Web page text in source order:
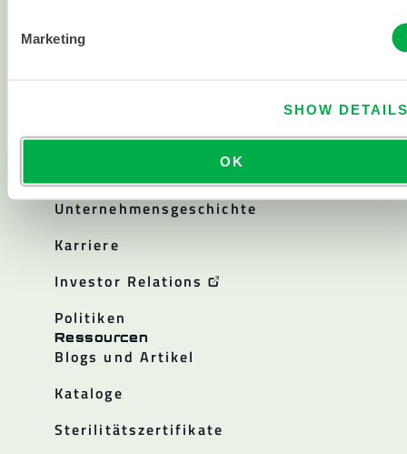
Marketing
SHOW
OK
Unternehmensgeschichte
Karriere
Investor Relations
Politiken
Ressourcen
Blogs und Artikel
Kataloge
Sterilitätszertifikate